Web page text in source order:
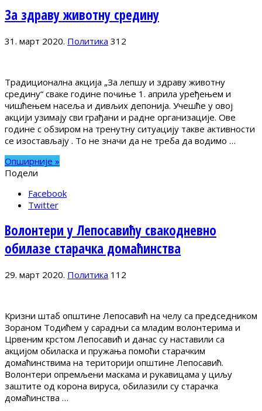
За здраву животну средину
31. март 2020. Политика 312
Традиционална акција „За лепшу и здраву животну
средину“ сваке године почиње 1. априла уређењем и
чишћењем насеља и дивљих депонија. Учешће у овој
акцији узимају сви грађани и радне организације. Ове
године с обзиром на тренутну ситуацију такве активности
се изостављају . То не значи да не треба да водимо …
Опширније »
Подели
Facebook
Twitter
Волонтери у Лепосавићу свакодневно
обилазе старачка домаћинства
29. март 2020. Политика 112
Кризни штаб општине Лепосавић на челу са председником
Зораном Тодићем у сарадњи са младим волонтерима и
Црвеним крстом Лепосавић и данас су наставили са
акцијом обиласка и пружања помоћи старачким
домаћинствима на територији општине Лепосавић.
Волонтери опремљени маскама и рукавицама у циљу
заштите од корона вируса, обилазили су старачка
домаћинства …